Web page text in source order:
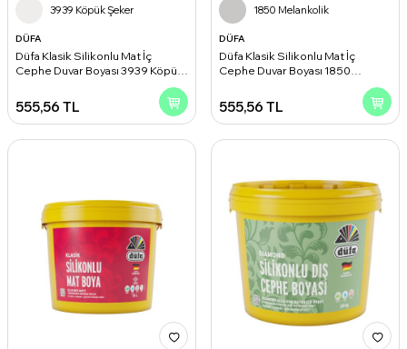
3939 Köpük Şeker
DÜFA
Düfa Klasik Silikonlu Mat İç
Cephe Duvar Boyası 3939 Köpük
555,56 TL
1850 Melankolik
DÜFA
Düfa Klasik Silikonlu Mat İç
Cephe Duvar Boyası 1850
555,56 TL